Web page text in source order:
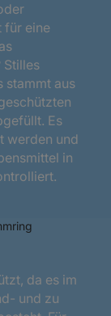
für eine
Stilles
stammt aus
Es
werden und
in
da es im
und zu